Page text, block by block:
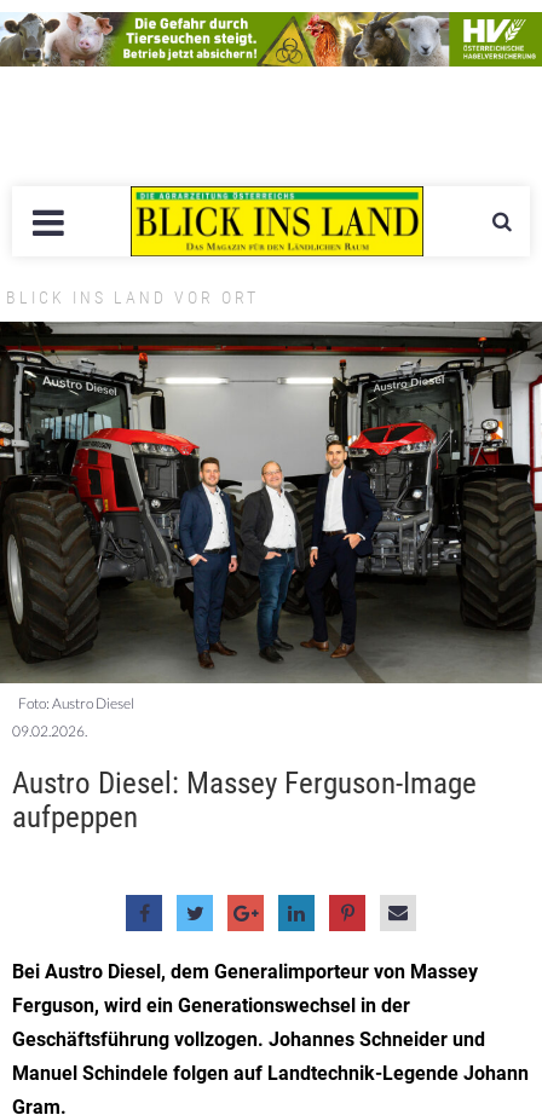
BLICK INS LAND VOR ORT
Foto: Austro Diesel
09.02.2026.
Austro Diesel: Massey Ferguson-Image
aufpeppen
Bei Austro Diesel, dem Generalimporteur von Massey
Ferguson, wird ein Generationswechsel in der
Geschäftsführung vollzogen. Johannes Schneider und
Manuel Schindele folgen auf Landtechnik-Legende Johann
Gram.